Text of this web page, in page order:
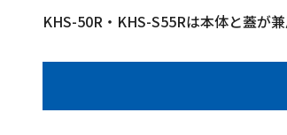
KHS-50R・KHS-S55Rは本体と蓋が